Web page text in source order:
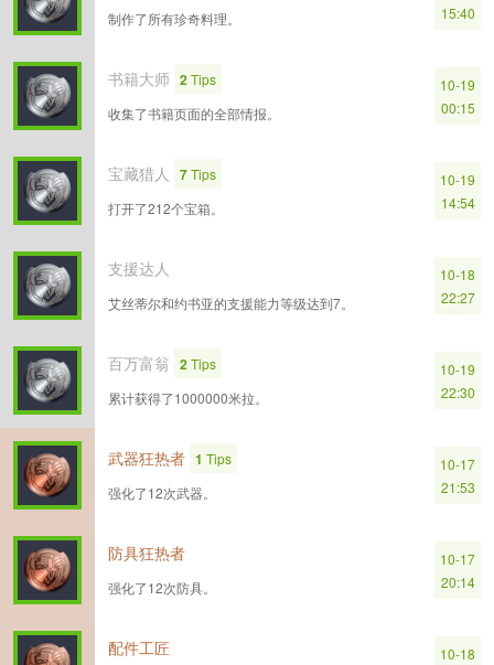
制作了所有珍奇料理。
15:40
书籍大师 2Tips
收集了书籍页面的全部情报。
10-19
00:15
宝藏猎人 7Tips
打开了212个宝箱。
10-19
14:54
支援达人
艾丝蒂尔和约书亚的支援能力等级达到7。
10-18
22:27
百万富翁 2Tips
累计获得了1000000米拉。
10-19
22:30
武器狂热者 1 Tips
强化了12次武器。
10-17
21:53
防具狂热者
强化了12次防具。
10-17
20:14
配件工匠 10-18